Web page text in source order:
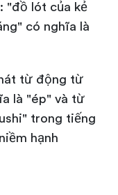
"đồ lót của kẻ
có nghĩa là
từ động từ
là "ép" và từ
trong tiếng
hạnh